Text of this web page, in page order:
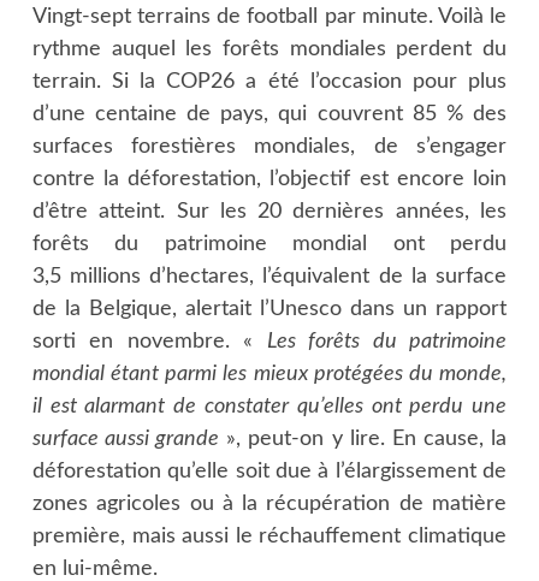
Vingt-sept terrains de football par minute. Voilà le
rythme auquel les forêts mondiales perdent du
terrain. Si la COP26 a été l’occasion pour plus
d’une centaine de pays, qui couvrent 85 % des
surfaces forestières mondiales, de s’engager
contre la déforestation, l’objectif est encore loin
d’être atteint. Sur les 20 dernières années, les
forêts du patrimoine mondial ont perdu
3,5 millions d’hectares, l’équivalent de la surface
de la Belgique, alertait l’Unesco dans un rapport
sorti en novembre. « Les forêts du patrimoine
mondial étant parmi les mieux protégées du monde,
il est alarmant de constater qu’elles ont perdu une
surface aussi grande », peut-on y lire. En cause, la
déforestation qu’elle soit due à l’élargissement de
zones agricoles ou à la récupération de matière
première, mais aussi le réchauffement climatique
en lui-même.